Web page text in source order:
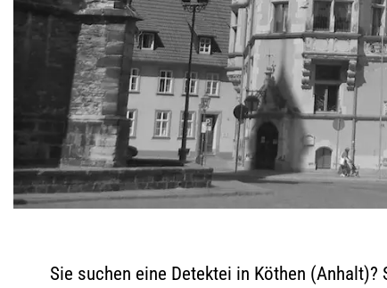
Sie suchen eine Detektei in Köthen